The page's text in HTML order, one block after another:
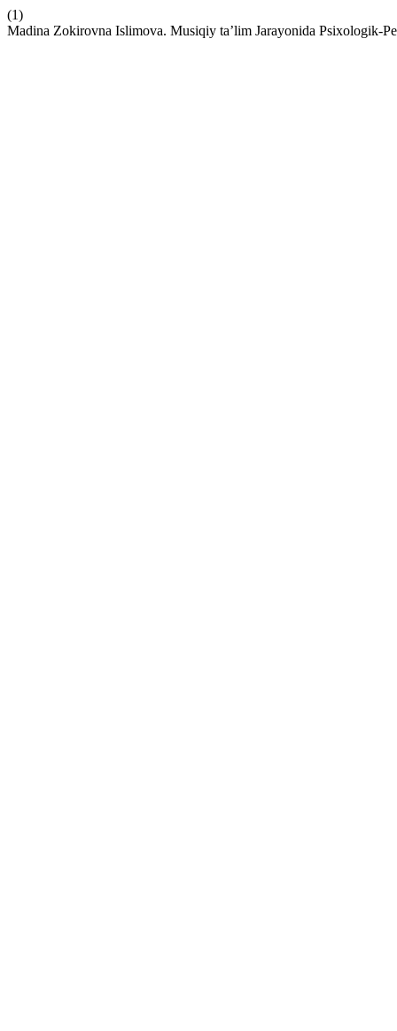
(1)
Madina Zokirovna Islimova. Musiqiy ta’lim Jarayonida Psixologik-